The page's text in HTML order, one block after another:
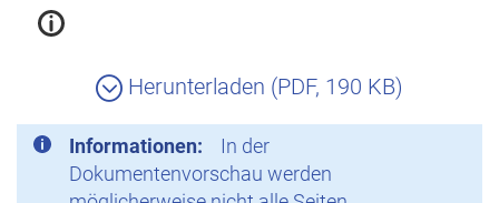
Herunterladen (PDF, 190 KB)
Informationen:
In der
Dokumentenvorschau werden